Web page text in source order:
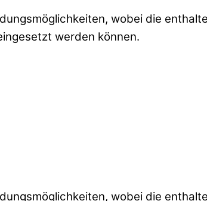
wobei die
werden können.
wobei die